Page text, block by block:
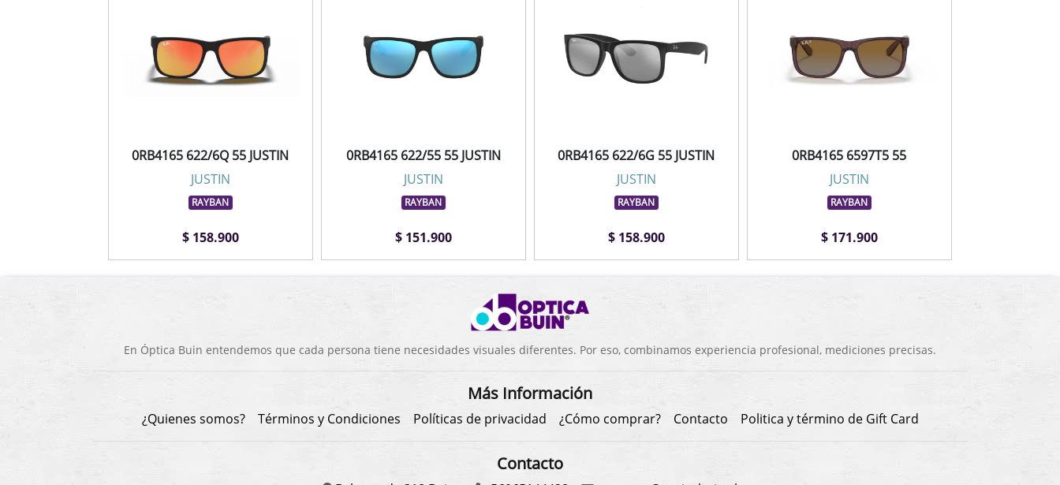
0RB4165 622/6Q 55 JUSTIN
JUSTIN
RAYBAN
$ 158.900
0RB4165 622/55 55 JUSTIN
JUSTIN
RAYBAN
$ 151.900
0RB4165 622/6G 55 JUSTIN
JUSTIN
RAYBAN
$ 158.900
0RB4165 6597T5 55
JUSTIN
RAYBAN
$ 171.900
En Óptica Buin entendemos que cada persona tiene necesidades visuales diferentes. Por eso, combinamos experiencia profesional, mediciones precisas.
Más Información
¿Quienes somos? Términos y Condiciones Políticas de privacidad ¿Cómo comprar? Contacto Politica y término de Gift Card
Contacto